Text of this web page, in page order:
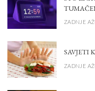
ZADNJE
SAVJETI
ZADNJE